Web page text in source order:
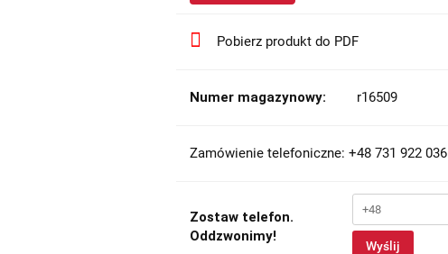
Pobierz produkt do PDF
Numer magazynowy: r16509
Zamówienie telefoniczne: +48 731 922 036
Zostaw telefon.
Oddzwonimy!
Wyślij